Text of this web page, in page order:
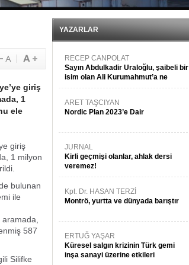
halkı tehdit ediyor
giriş
1
ele
giriş
1 milyon
bulunan
ile
587
Silifke
YAZARLAR
RECEP CANPOLAT
Sayın Abdulkadir Uraloğlu, şaibeli bir
isim olan Ali Kurumahmut’a ne
danışıyorsunuz?
ARET TAŞCIYAN
Nordic Plan 2023’e Dair
JURNAL
Kirli geçmişi olanlar, ahlak dersi
veremez!
Kpt. Dr. HASAN TERZİ
Montrö, yurtta ve dünyada barıştır
ERTUĞ YAŞAR
Küresel salgın krizinin Türk gemi
inşa sanayi üzerine etkileri